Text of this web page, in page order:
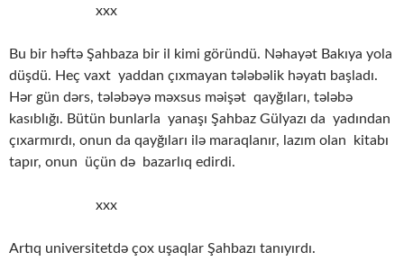
xxx
Bu bir həftə Şahbaza bir il kimi göründü. Nəhayət Bakıya yola
düşdü. Heç vaxt yaddan çıxmayan tələbəlik həyatı başladı.
Hər gün dərs, tələbəyə məxsus məişət qayğıları, tələbə
kasıblığı. Bütün bunlarla yanaşı Şahbaz Gülyazı da yadından
çıxarmırdı, onun da qayğıları ilə maraqlanır, lazım olan kitabı
tapır, onun üçün də bazarlıq edirdi.
xxx
Artıq universitetdə çox uşaqlar Şahbazı tanıyırdı.